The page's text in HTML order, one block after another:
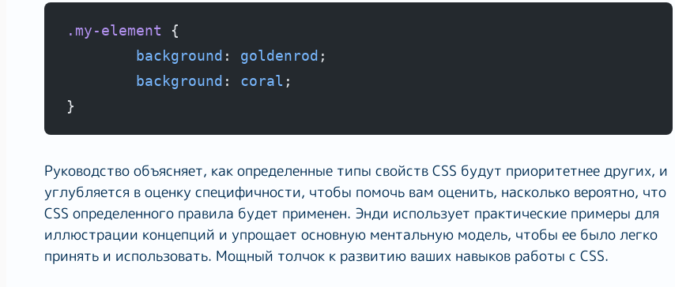
.my-element {
background : goldenrod ;
background : coral ;
}
Руководство объясняет, как определенные типы свойств CSS будут приоритетнее других, и
углубляется в оценку специфичности, чтобы помочь вам оценить, насколько вероятно, что
CSS определенного правила будет применен. Энди использует практические примеры для
иллюстрации концепций и упрощает основную ментальную модель, чтобы ее было легко
принять и использовать. Мощный толчок к развитию ваших навыков работы с CSS.